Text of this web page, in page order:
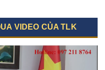
VIDEO CỦA TLK